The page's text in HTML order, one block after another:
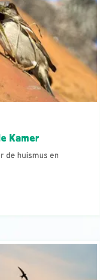
Kamer
de huismus en